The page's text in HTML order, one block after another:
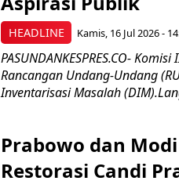
HEADLINE Kamis, 16 Jul 2026 -
PASUNDANKESPRES.CO-
Rancangan Undang-Undang
Inventarisasi Masalah
Prabowo dan
Restorasi Candi